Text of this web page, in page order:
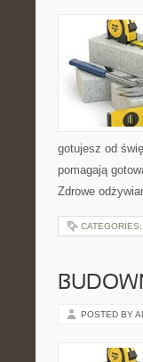
gotujesz od
pomagają
Zdrowe
CATEGORIES:
POSTED BY